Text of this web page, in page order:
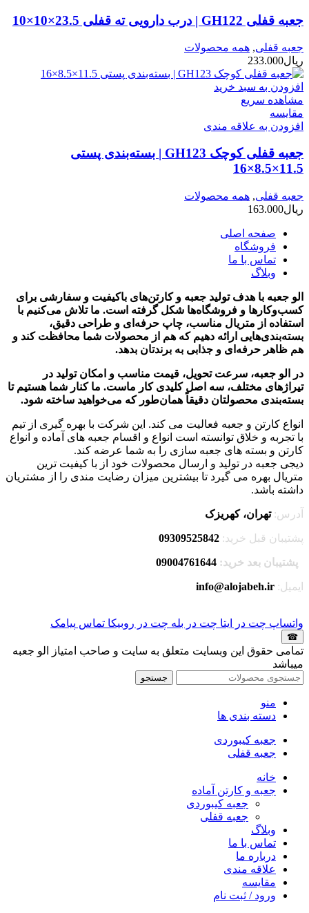
جعبه قفلی GH122 | درب دارویی ته قفلی 23.5×10×10
جعبه قفلی, همه محصولات
ریال233.000
افزودن به سبد خرید
مشاهده سریع
مقایسه
افزودن به علاقه مندی
جعبه قفلی کوچک GH123 | بسته‌بندی پستی
11.5×8.5×16
جعبه قفلی, همه محصولات
ریال163.000
صفحه اصلی
فروشگاه
تماس با ما
وبلاگ
الو جعبه با هدف تولید جعبه و کارتن‌های باکیفیت و سفارشی برای
کسب‌وکارها و فروشگاه‌ها شکل گرفته است. ما تلاش می‌کنیم با
استفاده از متریال مناسب، چاپ حرفه‌ای و طراحی دقیق،
بسته‌بندی‌هایی ارائه دهیم که هم از محصولات شما محافظت کند و
هم ظاهر حرفه‌ای و جذابی به برندتان بدهد.
در الو جعبه، سرعت تحویل، قیمت مناسب و امکان تولید در
تیراژهای مختلف، سه اصل کلیدی کار ماست. ما کنار شما هستیم تا
بسته‌بندی محصولتان دقیقاً همان‌طور که می‌خواهید ساخته شود.
انواع کارتن و جعبه فعالیت می کند. این شرکت با بهره گیری از تیم
با تجربه و خلاق توانسته است انواع و اقسام جعبه های آماده و انواع
کارتن و بسته های جعبه سازی را به شما عرضه کند.
دیجی جعبه در تولید و ارسال محصولات خود از با کیفیت ترین
متریال بهره می گیرد تا بیشترین میزان رضایت مندی را از مشتریان
داشته باشد.
آدرس:تهران، کهریزک
پشتیبان قبل خرید: 09309525842
پشتیبان بعد خرید:
ایمیل: info@alojabeh.ir
واتساپ چت در ایتا چت در بله چت در روبیکا تماس پیامک
☎
تمامی حقوق این وبسایت متعلق به سایت و صاحب امتیاز الو جعبه
میباشد
جستجو
منو
دسته بندی ها
جعبه کیبوردی
جعبه قفلی
خانه
جعبه و کارتن آماده
جعبه کیبوردی
جعبه قفلی
وبلاگ
تماس با ما
درباره ما
علاقه مندی
مقایسه
ورود / ثبت نام